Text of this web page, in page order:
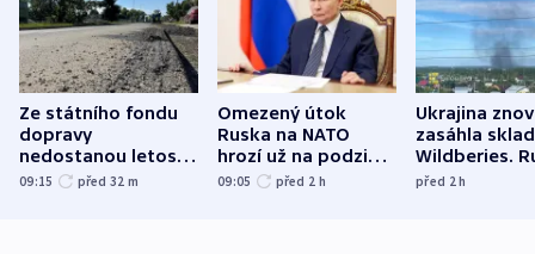
Ze státního fondu
dopravy
nedostanou letos
kraje na silnice ani
09:15 před 32 m
Omezený útok
Ruska na NATO
hrozí už na podzim,
varují tajné služby
09:05 před 2 h
Ukrajina
zasáhla
Wildberies.
útočili v
před 2h